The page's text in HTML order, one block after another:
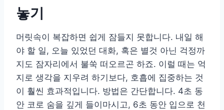
놓기
머릿속이 복잡하면 쉽게 잠들지 못합니다. 내일 해
야 할 일, 오늘 있었던 대화, 혹은 별것 아닌 걱정까
지도 잠자리에서 불쑥 떠오르곤 하죠. 이럴 때는 억
지로 생각을 지우려 하기보다, 호흡에 집중하는 것
이 훨씬 효과적입니다. 방법은 간단합니다. 4초 동
안 코로 숨을 깊게 들이마시고, 6초 동안 입으로 천